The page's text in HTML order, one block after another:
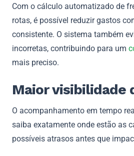
Com o cálculo automatizado de
rotas, é possível reduzir gastos
consistente. O sistema também
incorretas, contribuindo para um
mais preciso.
Maior visibilidade
O acompanhamento em tempo
saiba exatamente onde estão as
possíveis atrasos antes que